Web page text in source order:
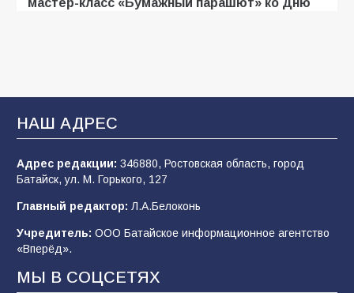
В Батайске оценили готовность школ к
сентябрю
94 31.07.2026
«Мобилизация или набор?» Что на самом
деле происходит в армии России в августе
2026 года
91
НАШ АДРЕС
Адрес редакции: 346880, Ростовская область, город
Батайск, ул. М. Горького, 127
Главный редактор: Л.А.Белоконь
Учредитель: ООО Батайское информационное агентство
«Вперёд».
МЫ В СОЦСЕТЯХ